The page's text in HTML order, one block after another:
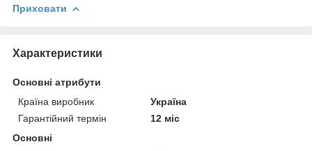
Приховати
Характеристики
Основні атрибути
Країна виробник
Україна
Гарантійний термін
12 міс
Основні